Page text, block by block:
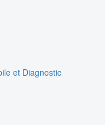
et Diagnostic